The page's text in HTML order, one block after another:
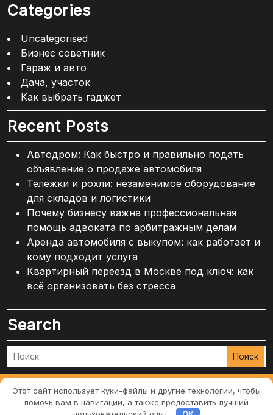
Categories
Uncategorised
Бизнес советник
Гараж и авто
Дача, участок
Как выбрать гаджет
Recent Posts
Автодром: Как быстро и правильно подать
объявление о продаже автомобиля
Тележки и рохли: незаменимое оборудование
для складов и логистики
Почему бизнесу важна профессиональная
помощь адвоката по арбитражным делам
Аренда автомобиля с выкупом: как работает и
кому подходит услуга
Квартирный переезд в Москве под ключ: как
всё организовать без стресса
Search
Поиск
Строительная тема WordPressBy Ovation Themes
Этот сайт использует куки-файлы и другие технологии, чтобы
помочь вам в навигации, а также предоставить лучший